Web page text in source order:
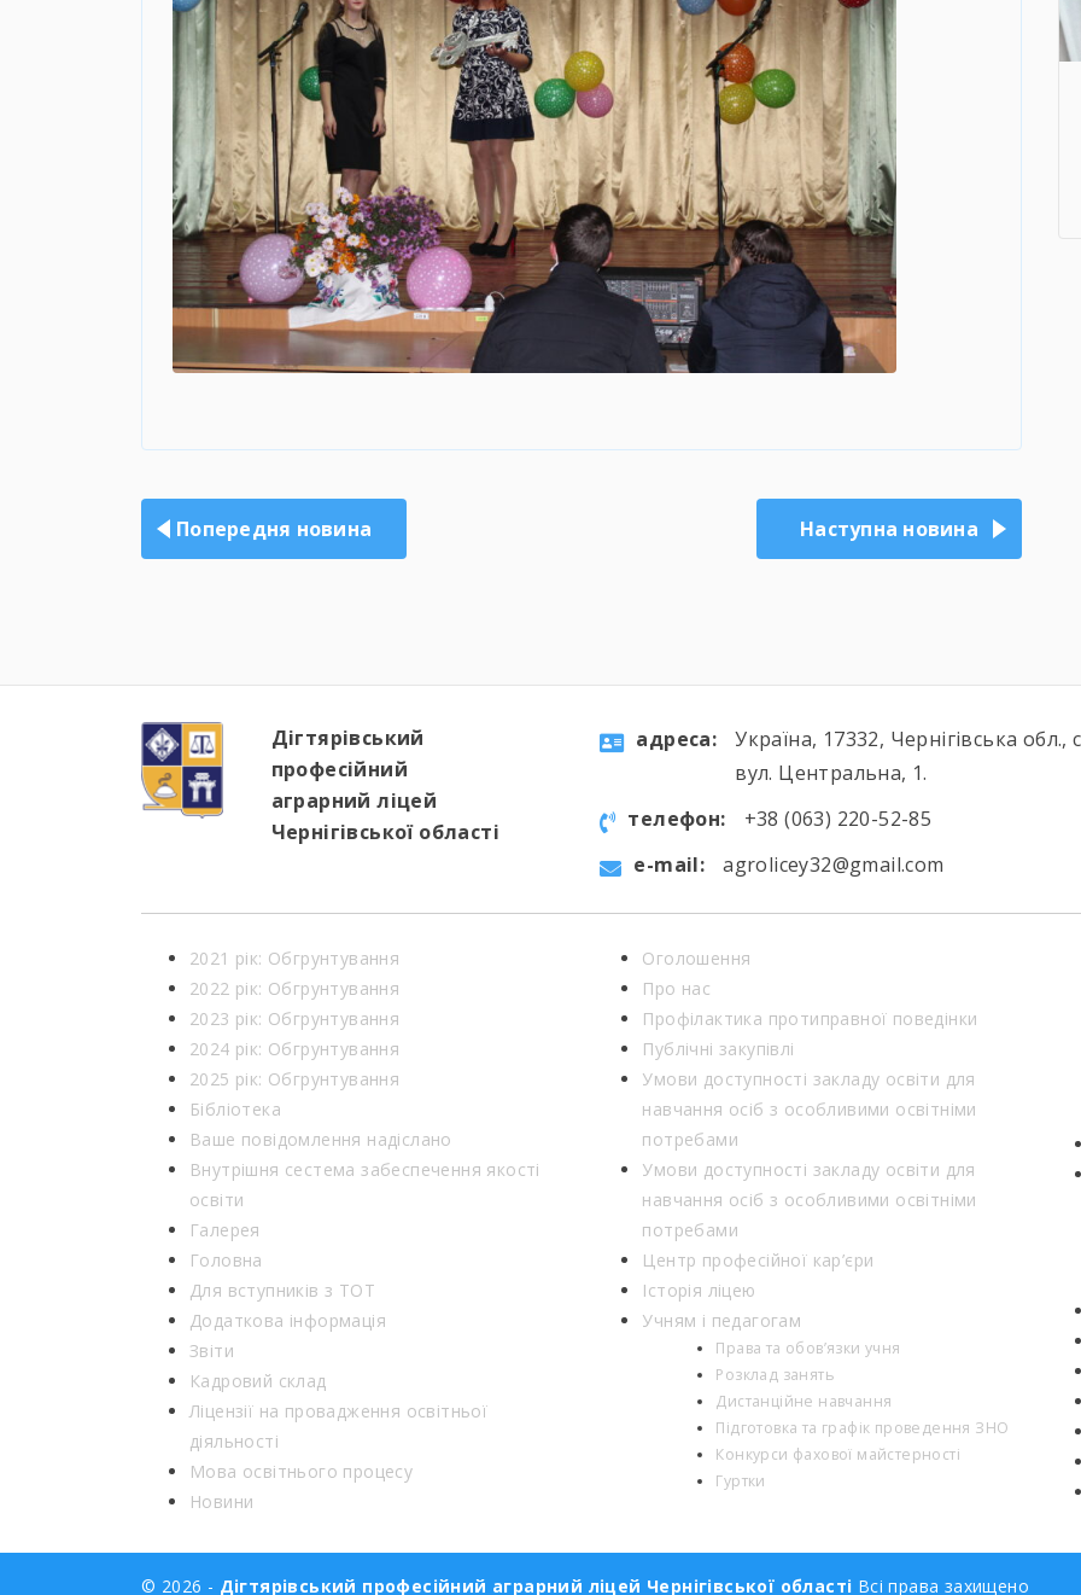
записів
Попередня новина Наступна новина
Дігтярівський
професійний
аграрний ліцей
Чернігівської області
aдресa:
Україна, 17332, Чернігівська обл.,
вул. Центральна, 1.
телефон:
+38 (063) 220-52-85
e-mail:
agrolicey32@gmail.com
2021 рік: Обгрунтування
2022 рік: Обгрунтування
2023 рік: Обгрунтування
2024 рік: Обгрунтування
2025 рік: Обгрунтування
Бібліотека
Ваше повідомлення надіслано
Внутрішня сестема забеспечення якості
освіти
Галерея
Головна
Для вступників з ТОТ
Додаткова інформація
Звіти
Кадровий склад
Ліцензії на провадження освітньої
діяльності
Мова освітнього процесу
Новини
Оголошення
Про нас
Профілактика протиправної поведінки
Публічні закупівлі
Умови доступності закладу освіти для
навчання осіб з особливими освітніми
потребами
Умови доступності закладу освіти для
навчання осіб з особливими освітніми
потребами
Центр професійної кар’єри
Історія ліцею
Учням і педагогам
Права та обов’язки учня
Розклад занять
Дистанційне навчання
Підготовка та графік проведення ЗНО
Конкурси фахової майстерності
Гуртки
© 2026 - Дігтярівський професійний аграрний ліцей Чернігівської області Всі права захищено